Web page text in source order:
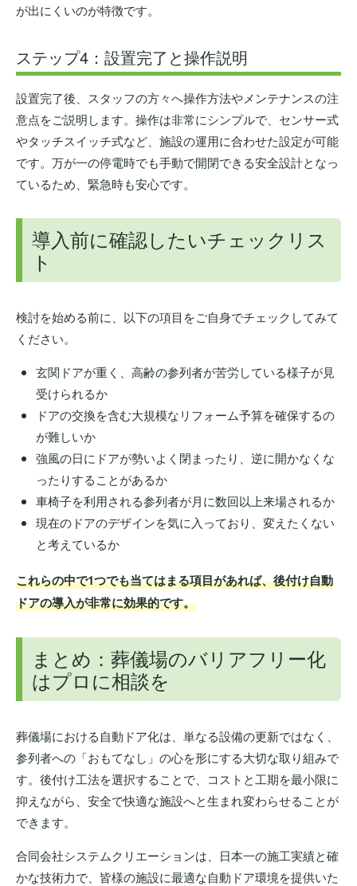
が出にくいのが特徴です。
ステップ4：設置完了と操作説明
設置完了後、スタッフの方々へ操作方法やメンテナンスの注
意点をご説明します。操作は非常にシンプルで、センサー式
やタッチスイッチ式など、施設の運用に合わせた設定が可能
です。万が一の停電時でも手動で開閉できる安全設計となっ
ているため、緊急時も安心です。
導入前に確認したいチェックリス
ト
検討を始める前に、以下の項目をご自身でチェックしてみて
ください。
玄関ドアが重く、高齢の参列者が苦労している様子が見
受けられるか
ドアの交換を含む大規模なリフォーム予算を確保するの
が難しいか
強風の日にドアが勢いよく閉まったり、逆に開かなくな
ったりすることがあるか
車椅子を利用される参列者が月に数回以上来場されるか
現在のドアのデザインを気に入っており、変えたくない
と考えているか
これらの中で1つでも当てはまる項目があれば、後付け自動
ドアの導入が非常に効果的です。
まとめ：葬儀場のバリアフリー化
はプロに相談を
葬儀場における自動ドア化は、単なる設備の更新ではなく、
参列者への「おもてなし」の心を形にする大切な取り組みで
す。後付け工法を選択することで、コストと工期を最小限に
抑えながら、安全で快適な施設へと生まれ変わらせることが
できます。
合同会社システムクリエーションは、日本一の施工実績と確
かな技術力で、皆様の施設に最適な自動ドア環境を提供いた